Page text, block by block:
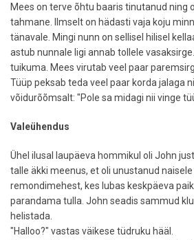
Mees on terve õhtu baaris tinutanud ning
tahmane. Ilmselt on hädasti vaja koju
tänavale. Mingi nunn on sellisel hilisel
astub nunnale ligi annab tollele
tuikuma. Mees virutab veel paar
Tüüp peksab teda veel paar korda jalaga
võidurõõmsalt: "Pole sa midagi nii vinge
Valeühendus
Ühel ilusal laupäeva hommikul oli John
talle äkki meenus, et oli unustanud
remondimehest, kes lubas keskpäeva
parandama tulla. John seadis sammud
helistada.
"Halloo?" vastas väikese tüdruku hääl.